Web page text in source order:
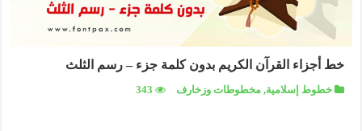
خط أجزاء القرآن الكريم بدون كلمة جزء – رسم الثلث
خطوط إسلامية,مخطوطات وزخارف 343